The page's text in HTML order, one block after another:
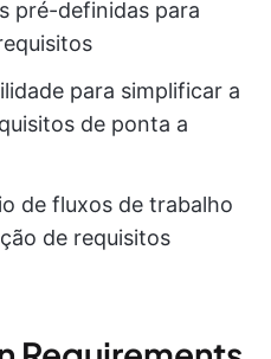
pré-definidas para
para simplificar a
de ponta a
de fluxos de trabalho
de requisitos